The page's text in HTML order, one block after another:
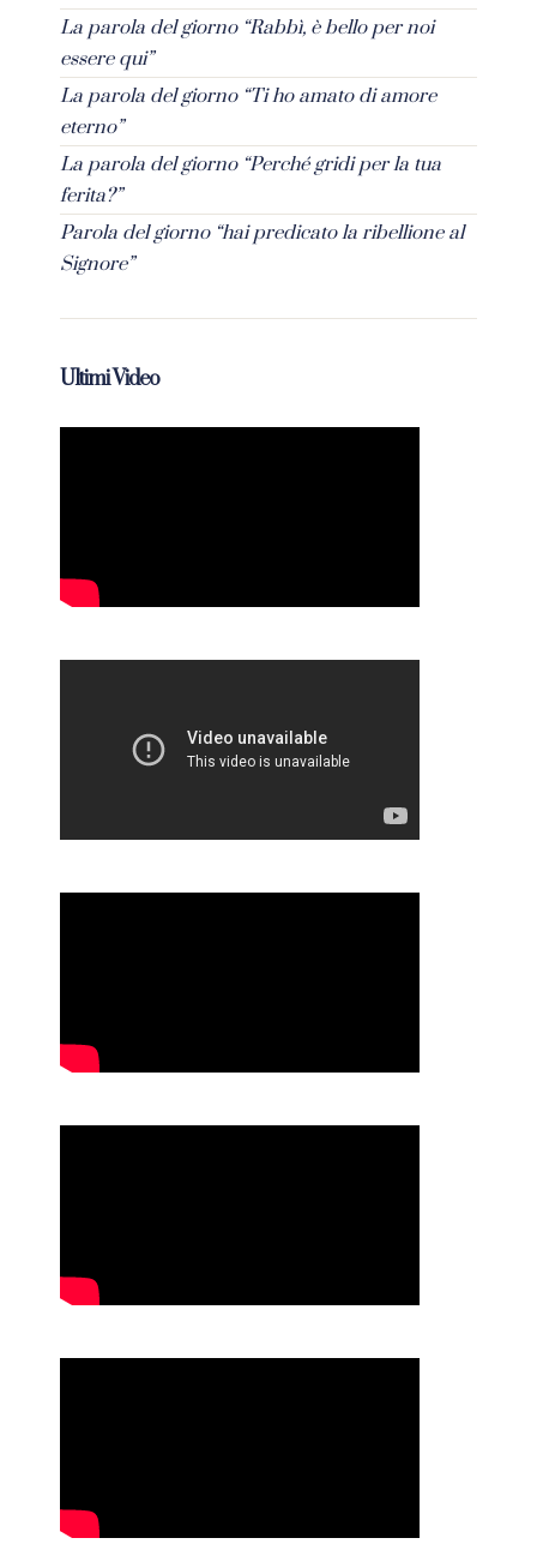
La parola del giorno “Rabbì, è bello per noi
essere qui”
La parola del giorno “Ti ho amato di amore
eterno”
La parola del giorno “Perché gridi per la tua
ferita?”
Parola del giorno “hai predicato la ribellione al
Signore”
Ultimi Video